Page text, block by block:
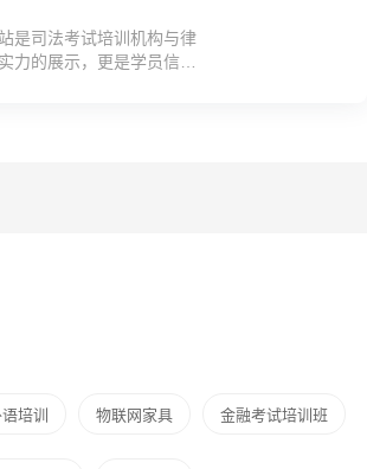
是司法考试培训机构与律
力的展示，更是学员信赖
培训 物联网家具 金融考试培训班